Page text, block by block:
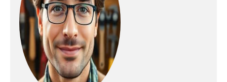
débit d'eau de la douche
de tête et de la douchette.
(Remarque : l'eau chaude
se raccorde à gauche du
thermostat et l'eau froide à
droite.) 【Douche carrée
XXL】Zone de douche à